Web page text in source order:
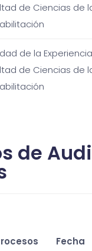
de Ciencias de
de la Experiencia
de Ciencias de
de
Fecha